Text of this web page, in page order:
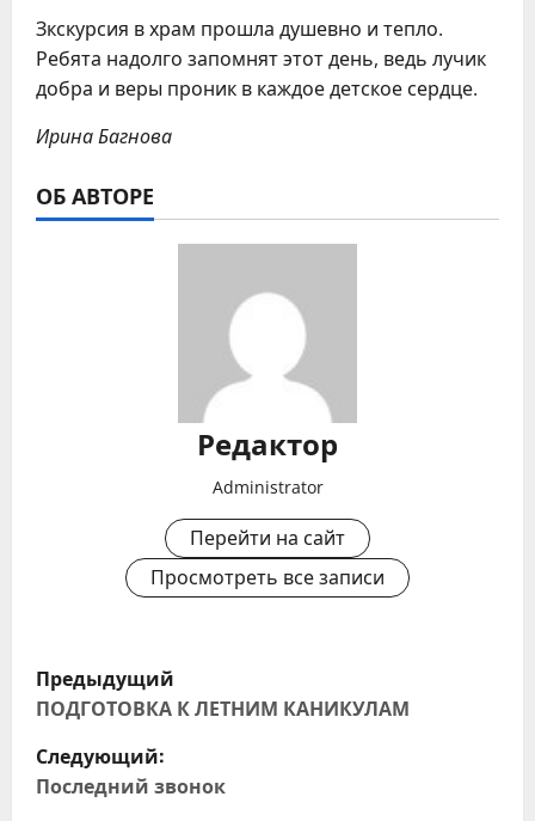
Зкскурсия в храм прошла душевно и тепло.
Ребята надолго запомнят этот день, ведь лучик
добра и веры проник в каждое детское сердце.
Ирина Багнова
ОБ АВТОРЕ
Редактор
Administrator
Перейти на сайт
Просмотреть все записи
Н
а
в
Предыдущий
ПОДГОТОВКА К ЛЕТНИМ КАНИКУЛАМ
Следующий:
Последний звонок